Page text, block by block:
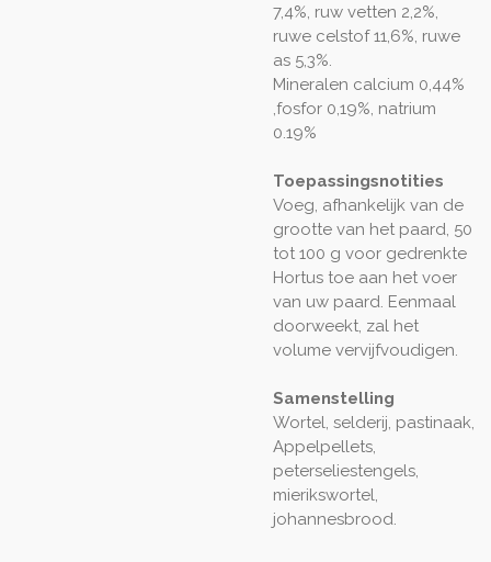
7,4%, ruw vetten 2,2%,
ruwe celstof 11,6%, ruwe
as 5,3%.
Mineralen calcium 0,44%
,fosfor 0,19%, natrium
0.19%
Toepassingsnotities
Voeg, afhankelijk van de
grootte van het paard, 50
tot 100 g voor gedrenkte
Hortus toe aan het voer
van uw paard. Eenmaal
doorweekt, zal het
volume vervijfvoudigen.
Samenstelling
Wortel, selderij, pastinaak,
Appelpellets,
peterseliestengels,
mierikswortel,
johannesbrood.